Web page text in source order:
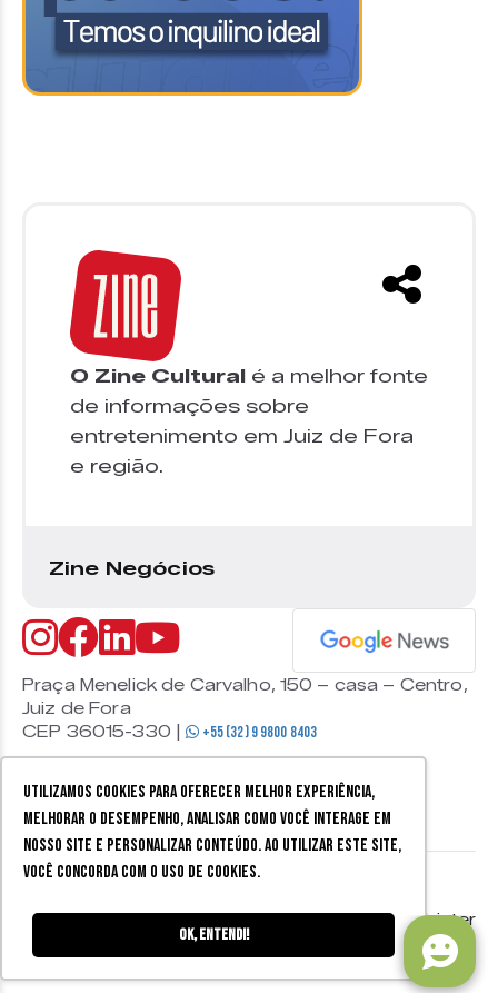
Utilizamos cookies para oferecer melhor experiência,
melhorar o desempenho, analisar como você interage em
nosso site e personalizar conteúdo. Ao utilizar este site,
você concorda com o uso de cookies.
Ok, entendi!
O Zine Cultural é a melhor fonte
de informações sobre
entretenimento em Juiz de Fora
e região.
Zine Negócios
Praça Menelick de Carvalho, 150 – casa – Centro,
Juiz de Fora
CEP 36015-330 |
+55 (32) 9 9800 8403
os direitos reservados.
Mobister